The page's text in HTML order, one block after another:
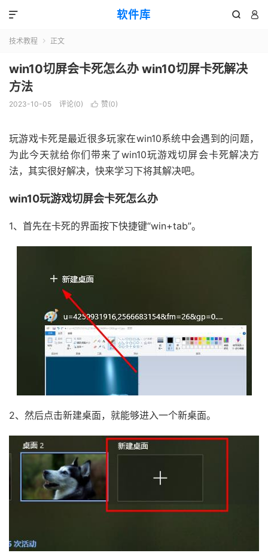
软件库  

技术教程  正文
win10切屏会卡死怎么办 win10切屏卡死解决
方法
2023-10-05 评论(0)  赞(0)
玩游戏卡死是最近很多玩家在win10系统中会遇到的问题，
为此今天就给你们带来了win10玩游戏切屏会卡死解决方
法，其实很好解决，快来学习下将其解决吧。
win10玩游戏切屏会卡死怎么办
1、首先在卡死的界面按下快捷键“win+tab”。
2、然后点击新建桌面，就能够进入一个新桌面。